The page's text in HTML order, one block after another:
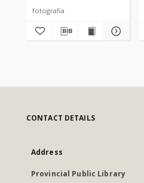
fotografia
CONTACT DETAILS
Address
Provincial Public Library